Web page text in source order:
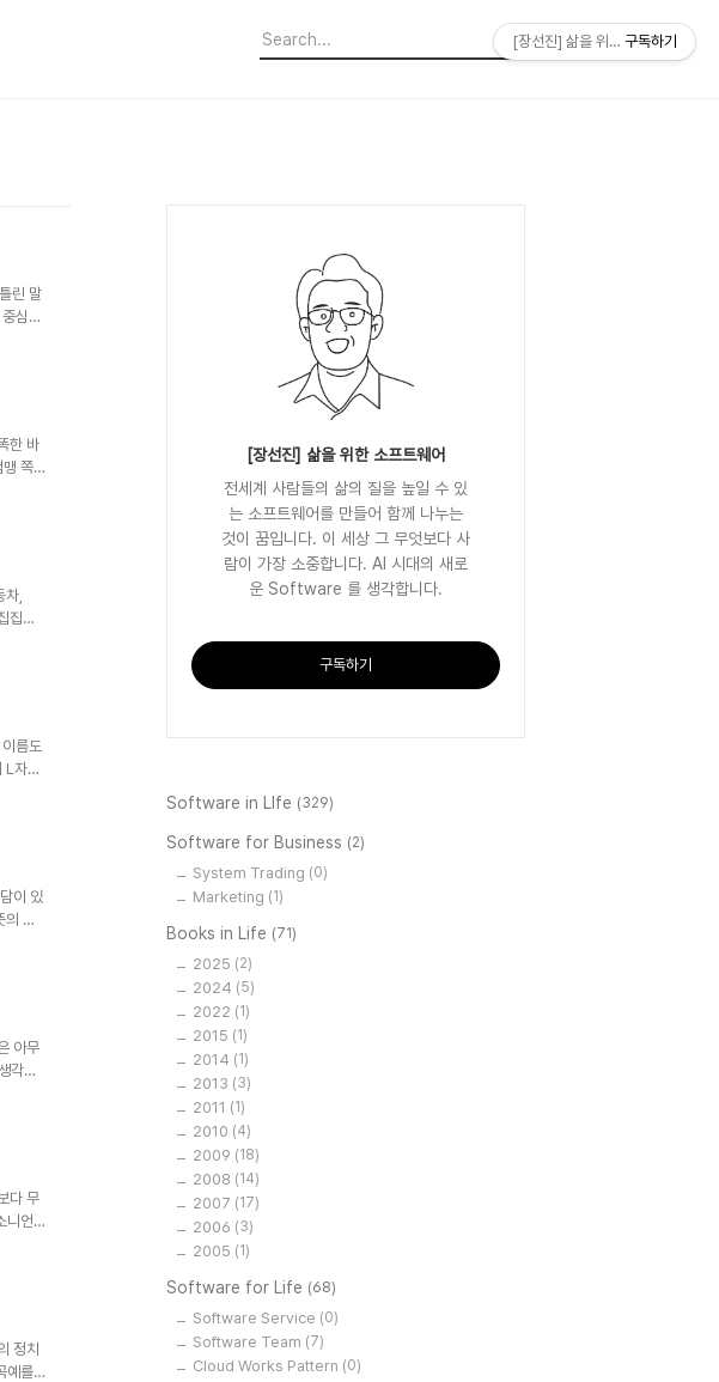
린 말
심의
하
한 바
쪽이
다는
,
집에
굳
름도
자의
는 라
이 있
의 속
죽
아무
각한
하는
다 무
니언연
10
정치
예를
[장선진] 삶을 위한 소프트웨어
전세계 사람들의 삶의 질을 높일 수 있
는 소프트웨어를 만들어 함께 나누는
것이 꿈입니다. 이 세상 그 무엇보다 사
람이 가장 소중합니다. AI 시대의 새로
운 Software 를 생각합니다.
구독하기
Software in LIfe (329)
Software for Business (2)
System Trading (0)
Marketing (1)
Books in Life (71)
2025 (2)
2024 (5)
2022 (1)
2015 (1)
2014 (1)
2013 (3)
2011 (1)
2010 (4)
2009 (18)
2008 (14)
2007 (17)
2006 (3)
2005 (1)
Software for Life (68)
Software Service (0)
Software Team (7)
Cloud Works Pattern (0)
[장선진] 삶을 위한 소프트웨어
구독하기